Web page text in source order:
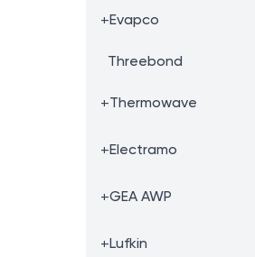
+Evapco
Threebond
+Thermowave
+Electramo
+GEA AWP
+Lufkin